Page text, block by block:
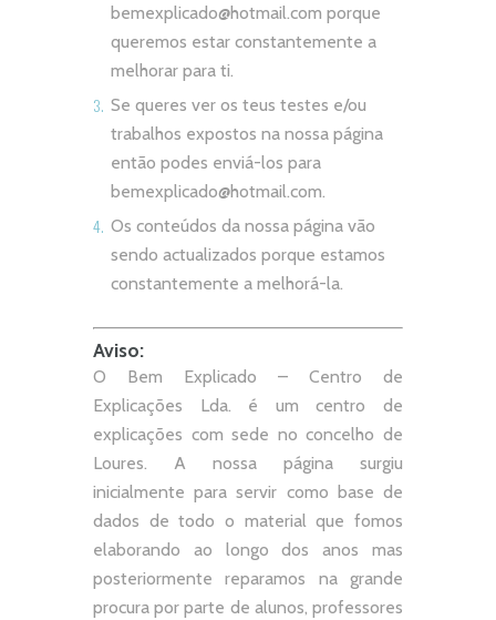
bemexplicado@hotmail.com porque
queremos estar constantemente a
melhorar para ti.
Se queres ver os teus testes e/ou
trabalhos expostos na nossa página
então podes enviá-los para
bemexplicado@hotmail.com.
Os conteúdos da nossa página vão
sendo actualizados porque estamos
constantemente a melhorá-la.
Aviso:
O Bem Explicado – Centro de
Explicações Lda. é um centro de
explicações com sede no concelho de
Loures. A nossa página surgiu
inicialmente para servir como base de
dados de todo o material que fomos
elaborando ao longo dos anos mas
posteriormente reparamos na grande
procura por parte de alunos, professores